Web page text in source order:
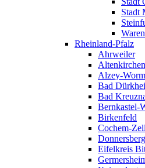
Stadt
Rheinland-Pfalz
Ahrweiler
Alzey-
Bad
Bad
Bernkastel-
Birkenfeld
Cochem-Zell
Eifelkreis